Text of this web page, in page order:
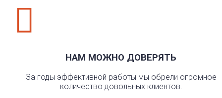

НАМ МОЖНО ДОВЕРЯТЬ
За годы эффективной работы мы обрели огромное
количество довольных клиентов.